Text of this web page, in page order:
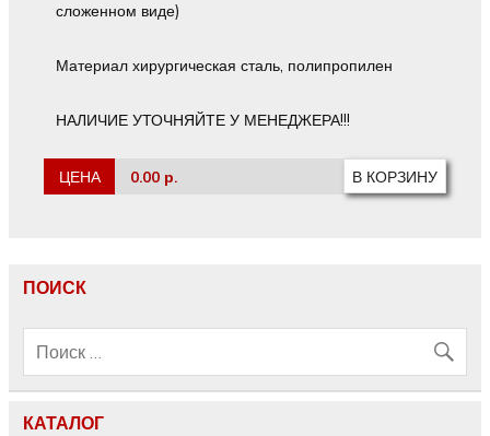
сложенном виде)
Материал хирургическая сталь, полипропилен
НАЛИЧИЕ УТОЧНЯЙТЕ У МЕНЕДЖЕРА!!!
ЦЕНА 0.00 р.
ПОИСК
КАТАЛОГ